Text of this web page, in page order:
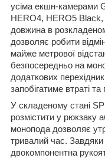
усіма екшн-камерами
HERO4, HERO5
довжина в
дозволяє робити
майже метрової
безпосередньо на
додаткових
запобігатиме втраті
У складеному стані
розмістити у рюкзаку
монопода дозволяє
тривалий час.
двокомпонентна